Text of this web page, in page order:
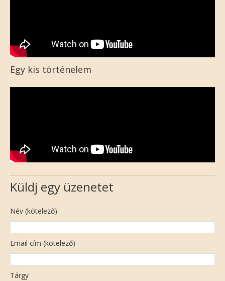
Egy kis történelem
Küldj egy üzenetet
Név (kötelező)
Email cím (kötelező)
Tárgy